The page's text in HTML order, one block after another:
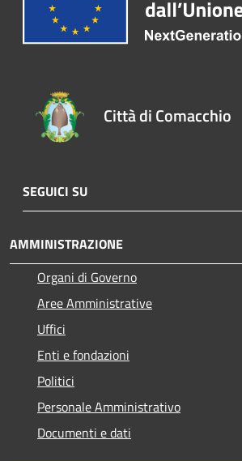
Città di Comacchio
SEGUICI SU
AMMINISTRAZIONE
Organi di Governo
Aree Amministrative
Uffici
Enti e fondazioni
Politici
Personale Amministrativo
Documenti e dati